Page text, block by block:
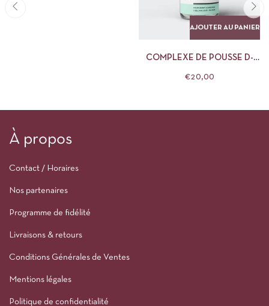
AJOUTER AU PANIER
COMPLEXE DE POUSSE D-
€20,00
À propos
Contact / Horaires
Nos partenaires
Programme de fidélité
Livraisons & retours
Conditions Générales de Ventes
Mentions légales
Politique de confidentialité